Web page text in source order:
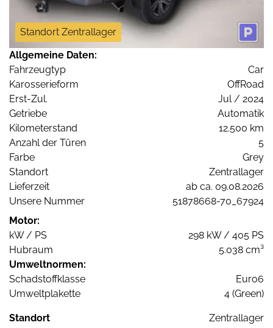
Standort Zentrallager
Allgemeine Daten:
Fahrzeugtyp
Car
Karosserieform
OffRoad
Erst-Zul.
Jul / 2024
Getriebe
Automatik
Kilometerstand
12.500 km
Anzahl der Türen
5
Farbe
Grey
Standort
Zentrallager
Lieferzeit
ab ca. 09.08.2026
Unsere Nummer
51878668-70_67924
Motor:
kW / PS
298 kW / 405 PS
Hubraum
5.038 cm³
Umweltnormen:
Schadstoffklasse
Euro6
Umweltplakette
4 (Green)
Standort Zentrallager